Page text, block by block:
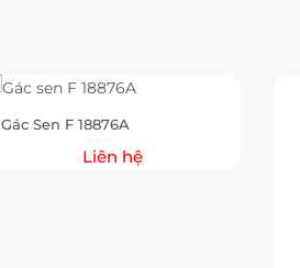
Gác Sen F 18876A
Liên hệ